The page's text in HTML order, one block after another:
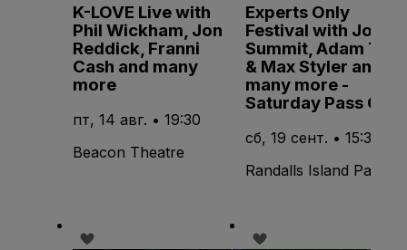
K-LOVE Live with
Phil Wickham, Jon
Reddick, Franni
Cash and many
more
пт, 14 авг. • 19:30
Beacon Theatre
Experts Only
Festival with John
Summit, Adam Ten
& Max Styler and
many more -
Saturday Pass Only
сб, 19 сент. • 15:30
Randalls Island Park